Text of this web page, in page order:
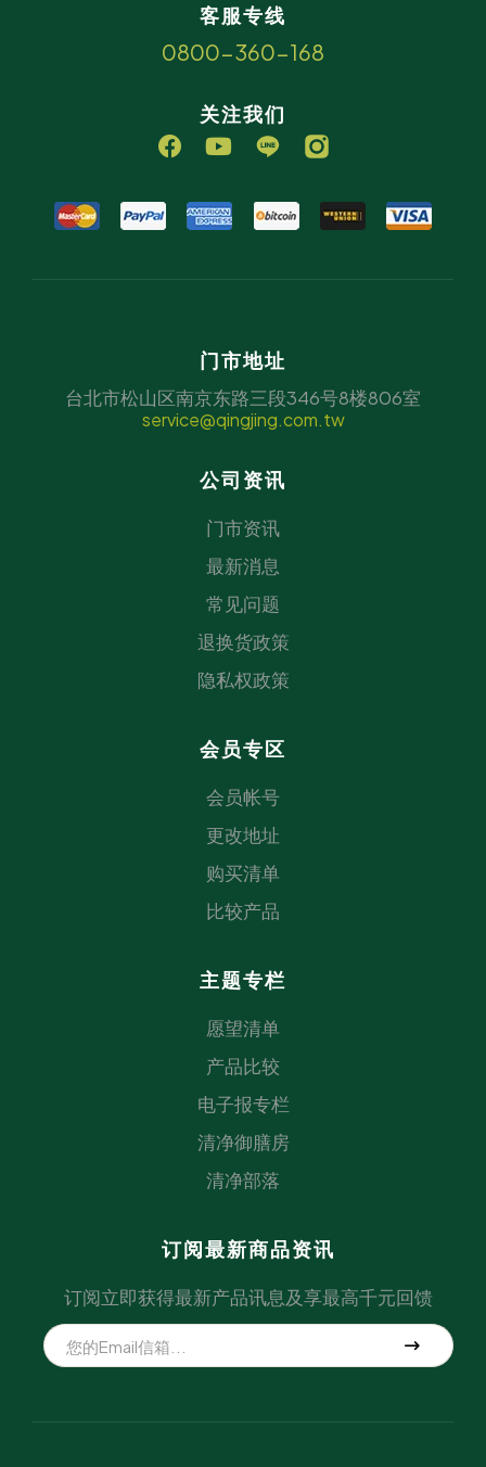
客服专线
0800-360-168
关注我们
门市地址
台北市松山区南京东路三段346号8楼806室
service@qingjing.com.tw
公司资讯
门市资讯
最新消息
常见问题
退换货政策
隐私权政策
会员专区
会员帐号
更改地址
购买清单
比较产品
主题专栏
愿望清单
产品比较
电子报专栏
清净御膳房
清净部落
订阅最新商品资讯
订阅立即获得最新产品讯息及享最高千元回馈